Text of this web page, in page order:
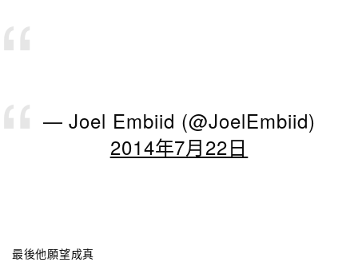
— Joel Embiid (@JoelEmbiid)
2014年7月22日
最後他願望成真